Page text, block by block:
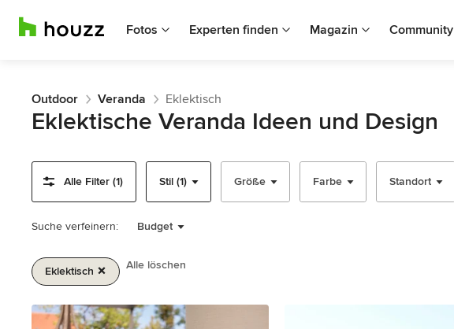
Fotos Experten finden Magazin Community
Outdoor Veranda Eklektisch
Eklektische Veranda Ideen und Design
Alle Filter (1) Stil (1) Größe Farbe Standort
Suche verfeinern: Budget
Eklektisch Alle löschen
von